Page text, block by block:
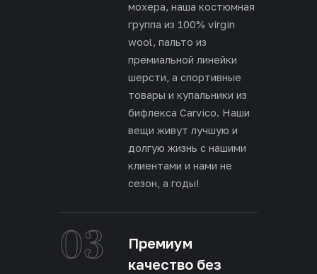
мохера, наша костюмная
группа из 100% virgin
wool, пальто из
премиальной линейки
шерсти, а спортивные
товары и купальники из
бифлекса Carvico. Наши
вещи живут лучшую и
долгую жизнь с нашими
клиентами и нами не
сезон, а годы!
03
Премиум
качество без